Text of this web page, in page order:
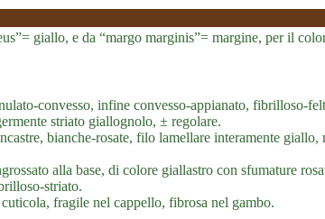
giallo, e da “margo marginis”= margine, per il
convesso, infine convesso-appianato, fibrilloso-
striato giallognolo, ± regolare.
bianche-rosate, filo lamellare interamente giallo,
alla base, di colore giallastro con sfumature
striato.
fragile nel cappello, fibrosa nel gambo.